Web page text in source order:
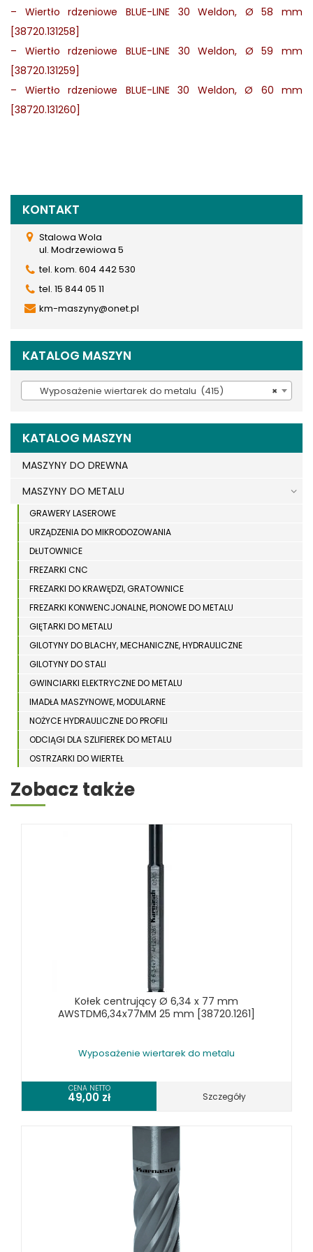
– Wiertło rdzeniowe BLUE-LINE 30 Weldon, Ø 58 mm
[38720.131258]
– Wiertło rdzeniowe BLUE-LINE 30 Weldon, Ø 59 mm
[38720.131259]
– Wiertło rdzeniowe BLUE-LINE 30 Weldon, Ø 60 mm
[38720.131260]
KONTAKT
Stalowa Wola
ul. Modrzewiowa 5
tel. kom. 604 442 530
tel. 15 844 05 11
km-maszyny@onet.pl
KATALOG MASZYN
×
Wyposażenie wiertarek do metalu (415)
KATALOG MASZYN
MASZYNY DO DREWNA
MASZYNY DO METALU
GRAWERY LASEROWE
URZĄDZENIA DO MIKRODOZOWANIA
DŁUTOWNICE
FREZARKI CNC
FREZARKI DO KRAWĘDZI, GRATOWNICE
FREZARKI KONWENCJONALNE, PIONOWE DO METALU
GIĘTARKI DO METALU
GILOTYNY DO BLACHY, MECHANICZNE, HYDRAULICZNE
GILOTYNY DO STALI
GWINCIARKI ELEKTRYCZNE DO METALU
IMADŁA MASZYNOWE, MODULARNE
NOŻYCE HYDRAULICZNE DO PROFILI
ODCIĄGI DLA SZLIFIEREK DO METALU
OSTRZARKI DO WIERTEŁ
PIŁY TAŚMOWE DO METALU
SZLIFIERKI DO METALU, PŁASZCZYZN
URZĄDZENIA WIELOCZYNNOŚCIOWE
WIERTARKI KOLUMNOWE, SŁUPOWE, STOŁOWE
WIERTARKI MAGNETYCZNE
WYKRAWARKI DO BLACHY, PNEUMATYCZNE
ZAGINARKI DO BLACHY, MECHANICZNE
ŻŁOBIARKI DO BLACHY
WYPOSAŻENIE GRAWEREK
WYPOSAŻENIE FREZAREK KRAWĘDZIOWYCH
WYPOSAŻENIE GWINCIAREK
WYPOSAŻENIE ODCIĄGÓW MASZYN DO METALU
WYPOSAŻENIE PIŁ TARCZOWYCH DO METALU
Zobacz także
Kołek centrujący Ø 6,34 x 77 mm
AWSTDM6,34x77MM 25 mm [38720.1261]
Wyposażenie wiertarek do metalu
CENA NETTO
49,00 zł Szczegóły